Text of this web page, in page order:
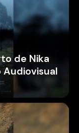
de Nika
Audiovisual